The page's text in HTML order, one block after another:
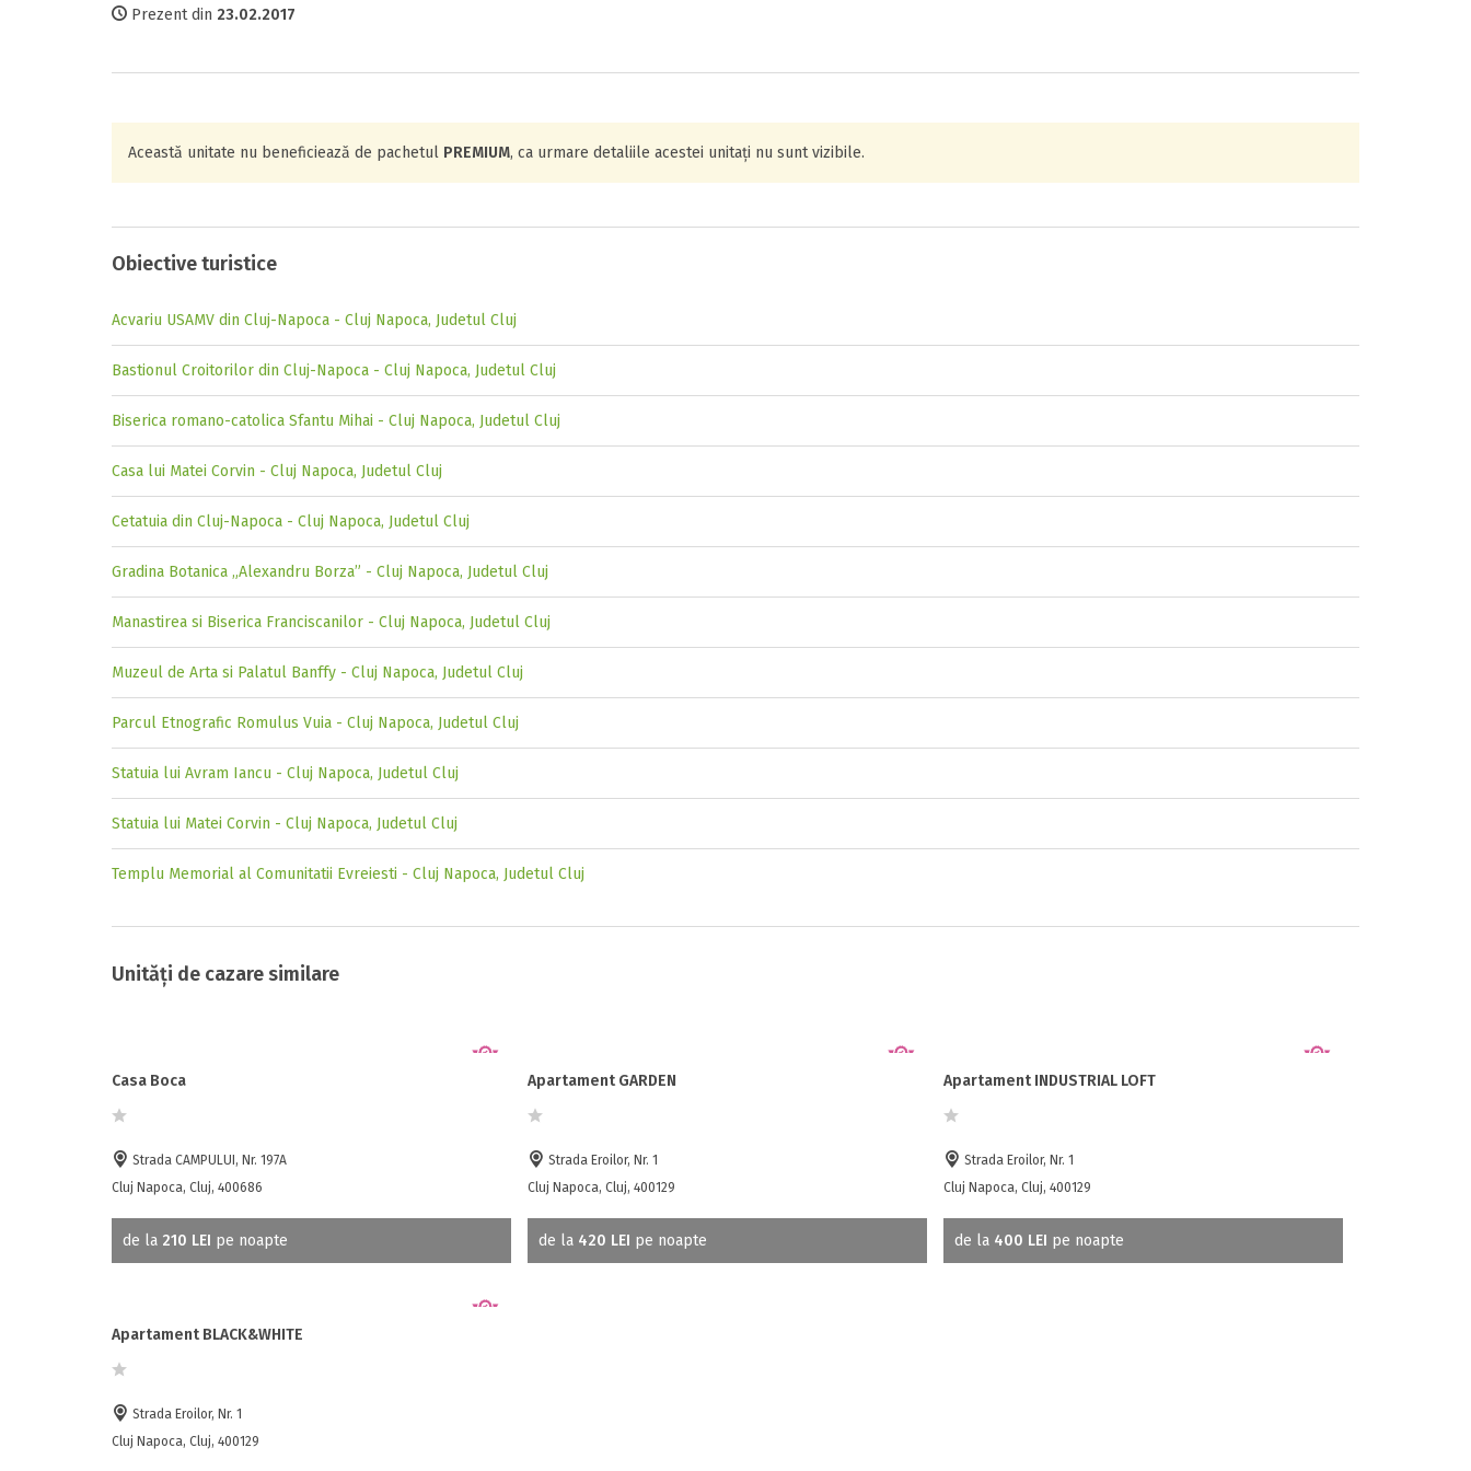
Prezent din 23.02.2017
Această unitate nu beneficiează de pachetul PREMIUM, ca urmare detaliile acestei unitați nu sunt vizibile.
Obiective turistice
Acvariu USAMV din Cluj-Napoca - Cluj Napoca, Judetul Cluj
Bastionul Croitorilor din Cluj-Napoca - Cluj Napoca, Judetul Cluj
Biserica romano-catolica Sfantu Mihai - Cluj Napoca, Judetul Cluj
Casa lui Matei Corvin - Cluj Napoca, Judetul Cluj
Cetatuia din Cluj-Napoca - Cluj Napoca, Judetul Cluj
Gradina Botanica „Alexandru Borza” - Cluj Napoca, Judetul Cluj
Manastirea si Biserica Franciscanilor - Cluj Napoca, Judetul Cluj
Muzeul de Arta si Palatul Banffy - Cluj Napoca, Judetul Cluj
Parcul Etnografic Romulus Vuia - Cluj Napoca, Judetul Cluj
Statuia lui Avram Iancu - Cluj Napoca, Judetul Cluj
Statuia lui Matei Corvin - Cluj Napoca, Judetul Cluj
Templu Memorial al Comunitatii Evreiesti - Cluj Napoca, Judetul Cluj
Unități de cazare similare
Casa Boca
Strada CAMPULUI, Nr. 197A
Cluj Napoca, Cluj, 400686
de la 210 LEI pe noapte
Apartament GARDEN
Strada Eroilor, Nr. 1
Cluj Napoca, Cluj, 400129
de la 420 LEI pe noapte
Apartament INDUSTRIAL LOFT
Strada Eroilor, Nr. 1
Cluj Napoca, Cluj, 400129
de la 400 LEI pe noapte
Apartament BLACK&WHITE
Strada Eroilor, Nr. 1
Cluj Napoca, Cluj, 400129